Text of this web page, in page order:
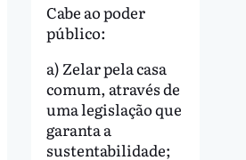
Cabe ao poder
público:
a) Zelar pela casa
comum, através de
uma legislação que
garanta a
sustentabilidade;